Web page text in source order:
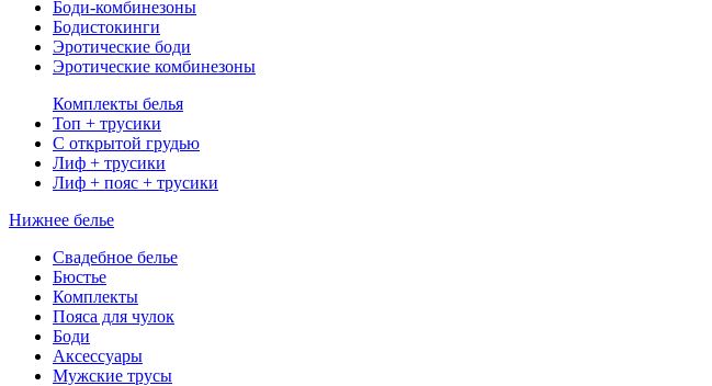
Боди-комбинезоны
Бодистокинги
Эротические боди
Эротические комбинезоны
Комплекты белья
Топ + трусики
С открытой грудью
Лиф + трусики
Лиф + пояс + трусики
Нижнее белье
Свадебное белье
Бюстье
Комплекты
Пояса для чулок
Боди
Аксессуары
Мужские трусы